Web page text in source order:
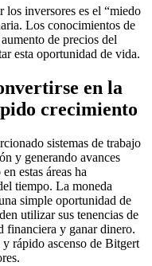
los inversores es el “miedo
Los conocimientos de
de precios del
esta oportunidad de vida.
en la
crecimiento
sistemas de trabajo
y generando avances
estas áreas ha
tiempo. La moneda
simple oportunidad de
utilizar sus tenencias de
financiera y ganar dinero.
rápido ascenso de Bitgert